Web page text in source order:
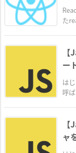
た
ー
は
呼
ャ